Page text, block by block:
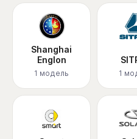
Shanghai
Englon
1 модель 1